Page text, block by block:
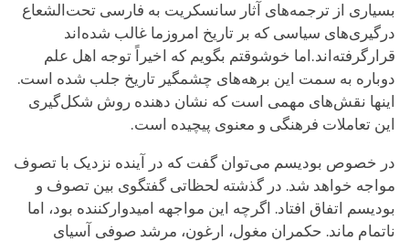
بسیاری از ترجمه‌های آثار سانسکریت به فارسی تحت‌الشعاع
درگیری‌های سیاسی که بر تاریخ امروزما غالب شده‌اند
قرارگرفته‌اند.اما خوشوقتم بگویم که اخیراً توجه اهل علم
دوباره به سمت این برهه‌های چشمگیر تاریخ جلب شده است.
اینها نقش‌های مهمی است که نشان دهنده روش شکل‌گیری
این تعاملات فرهنگی و معنوی پیچیده است.
در خصوص بودیسم می‌توان گفت که در آینده نزدیک با تصوف
مواجه خواهد شد. در گذشته لحظاتی گفتگوی بین تصوف و
بودیسم اتفاق افتاد. اگرچه این مواجهه امیدوارکننده بود، اما
ناتمام ماند. حکمران مغول، ارغون، مرشد صوفی آسیای